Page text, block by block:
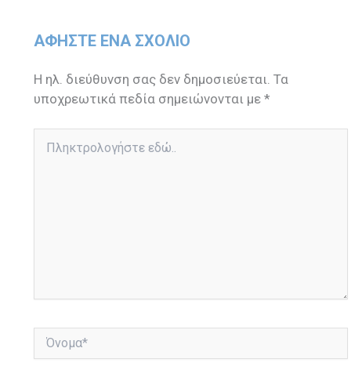
ΑΦΉΣΤΕ ΈΝΑ ΣΧΌΛΙΟ
Η ηλ. διεύθυνση σας δεν δημοσιεύεται. Τα
υποχρεωτικά πεδία σημειώνονται με*
εδώ..
Όνομα*